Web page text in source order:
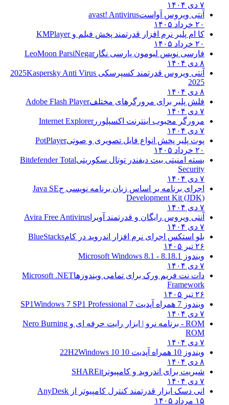
آنتی ویروس آواستavast! Antivirus
کا ام پلیر نرم افزار قدرتمند پخش فیلم وKMPlayer
فارسی نویس لیومون پارسی نگارLeoMoon ParsiNegar
آنتی ویروس قدرتمند کسپرسکی 2025Kaspersky Anti Virus
2025
فلش پلیر برای مرورگرهای مختلفAdobe Flash Player
مرورگر محبوب اینترنت اکسپلوررInternet Explorer
پوت پلیر پخش انواع فایل تصویری و صوتیPotPlayer
بسته امنیتی بیت دیفندر توتال سکوریتیBitdefender Total
Security
اجرای برنامه بر اساس زبان برنامه نویسی ج Java SE
Development Kit (JDK)
آنتی ویروس رایگان و قدرتمند آویراAvira Free Antivirus
بلو استکس اجرای نرم افزار اندروید در کامBlueStacks
ویندوز 8.18.1 - Microsoft Windows 8.1
دات نت فریم ورک برای تمامی ویندوزهاMicrosoft .NET
Framework
ویندوز 7 همراه آپدیت 7 SP1
Windows 7 SP1 Professional
ROM - برنامه نرو | ابزار رایت حرفه ای و
Nero Burning
ROM
ویندوز 10 همراه آپدیت 10 22H2
Windows 10
شیریت برای اندروید و کامپیوترSHAREit
انی دسک ابزار قدرتمند کنترل کامپیوتر از
AnyDesk